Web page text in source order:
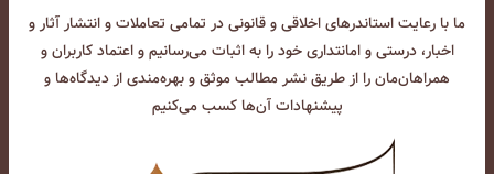
ما با رعایت استاندرهای اخلاقی و قانونی در تمامی تعاملات و انتشار آثار و
اخبار، درستی و امانتداری خود را به اثبات می‌رسانیم و اعتماد کاربران و
همراهان‌مان را از طریق نشر مطالب موثق و بهره‌مندی از دیدگاه‌ها و
پیشنهادات آن‌ها کسب می‌کنیم